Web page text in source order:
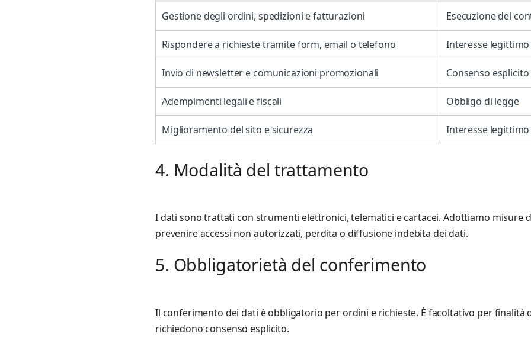
Gestione degli ordini, spedizioni e fatturazioni Esecuzione del
Rispondere a richieste tramite form, email o telefono Interesse
Invio di newsletter e comunicazioni promozionali Consenso esplicito
Adempimenti legali e fiscali Obbligo di legge
Miglioramento del sito e sicurezza Interesse legittimo
4. Modalità del trattamento
I dati sono trattati con strumenti elettronici, telematici e cartacei. Adottiamo misure
prevenire accessi non autorizzati, perdita o diffusione indebita dei dati.
5. Obbligatorietà del conferimento
Il conferimento dei dati è obbligatorio per ordini e richieste. È facoltativo per finalità
richiedono consenso esplicito.